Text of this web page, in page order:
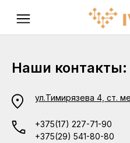
Наши контакты:
ул.Тимирязева 4, ст.
+375(17) 227-71-90
+375(29) 541-80-80